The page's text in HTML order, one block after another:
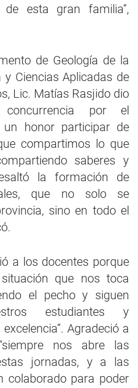
esta gran familia”,
de Geología de la
y Ciencias Aplicadas de
Lic. Matías Rasjido dio
por el
un honor participar de
compartimos lo que
saberes y
la formación de
que no solo se
sino en todo el
a los docentes porque
que nos toca
el pecho y siguen
estudiantes y
Agradeció a
nos abre las
jornadas, y a las
colaborado para poder